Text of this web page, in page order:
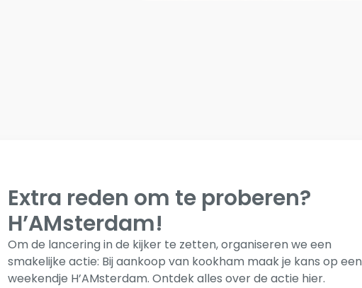
Extra reden om te proberen?
H’AMsterdam!
Om de lancering in de kijker te zetten, organiseren we een
smakelijke actie: Bij aankoop van kookham maak je kans op een
weekendje H’AMsterdam. Ontdek alles over de actie hier.